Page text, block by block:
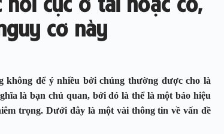
cơ này
không để ý nhiều bởi chúng thường được cho là
là bạn chủ quan, bởi đó là thể là một báo hiệu
trọng. Dưới đây là một vài thông tin về vấn đề